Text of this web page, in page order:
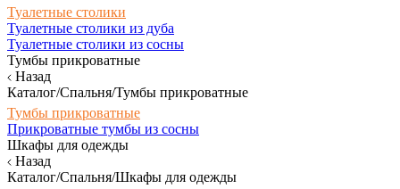
Туалетные столики
Туалетные столики из дуба
Туалетные столики из сосны
Тумбы прикроватные
Назад
Каталог/Спальня/Тумбы прикроватные
Тумбы прикроватные
Прикроватные тумбы из сосны
Шкафы для одежды
Назад
Каталог/Спальня/Шкафы для одежды